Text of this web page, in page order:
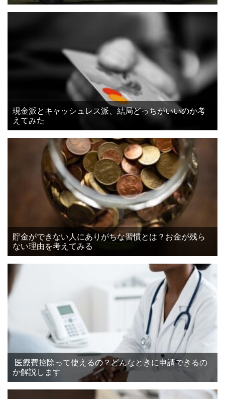
現金派とキャッシュレス派、結局どっちがいいのか考
えてみた
貯金ができない人にありがちな習慣とは？お金が残ら
ない理由を考えてみる
医療費控除って使えるの？どんなときに申請できるの
か解説します